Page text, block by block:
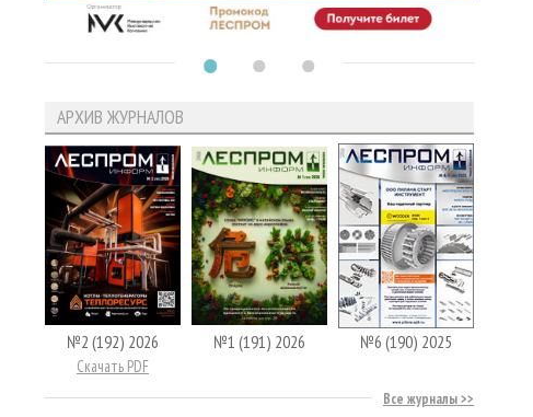
АРХИВ ЖУРНАЛОВ
№2 (192) 2026
Скачать PDF
№1 (191) 2026 №6 (190) 2025
Все журналы